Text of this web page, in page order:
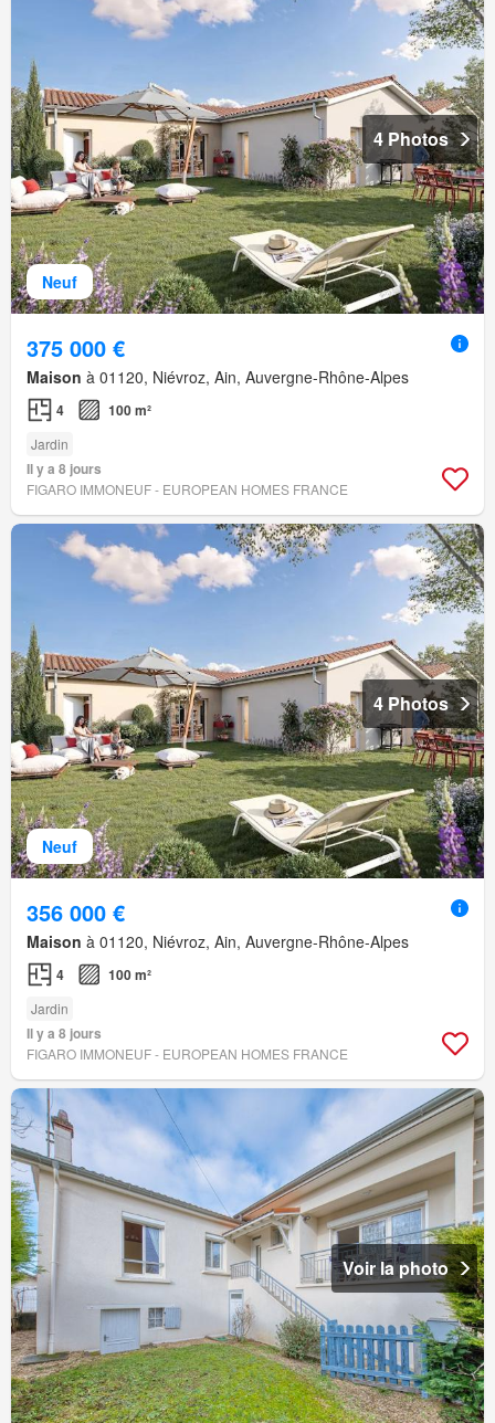
Neuf
4 Photos
375 000 €
Maison à 01120, Niévroz, Ain, Auvergne-Rhône-Alpes
4 100 m²
Jardin
Il y a 8 jours
FIGARO IMMONEUF - EUROPEAN HOMES FRANCE
Neuf
4 Photos
356 000 €
Maison à 01120, Niévroz, Ain, Auvergne-Rhône-Alpes
4 100 m²
Jardin
Il y a 8 jours
FIGARO IMMONEUF - EUROPEAN HOMES FRANCE
Voir la photo